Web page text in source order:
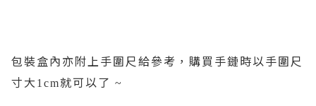
包裝盒內亦附上手圍尺給參考，購買手鏈時以手圍尺
寸大 1cm就可以了 ~